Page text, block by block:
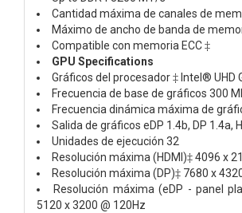
Cantidad máxima de canales de
Máximo de ancho de banda de
Compatible con memoria ECC ‡
GPU Specifications
Gráficos del procesador ‡ Intel® UHD
Frecuencia de base de gráficos 300
Frecuencia dinámica máxima de
Salida de gráficos eDP 1.4b, DP 1.4a,
Unidades de ejecución 32
Resolución máxima (HDMI)‡ 4096 x
Resolución máxima (DP)‡ 7680 x
Resolución máxima (eDP - panel
5120 x 3200 @ 120Hz